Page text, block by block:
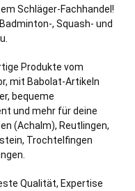
Schläger-Fachhandel!
, Squash- und
Produkte vom
mit Babolat-Artikeln
bequeme
und mehr für deine
(Achalm), Reutlingen,
Trochtelfingen
Qualität, Expertise